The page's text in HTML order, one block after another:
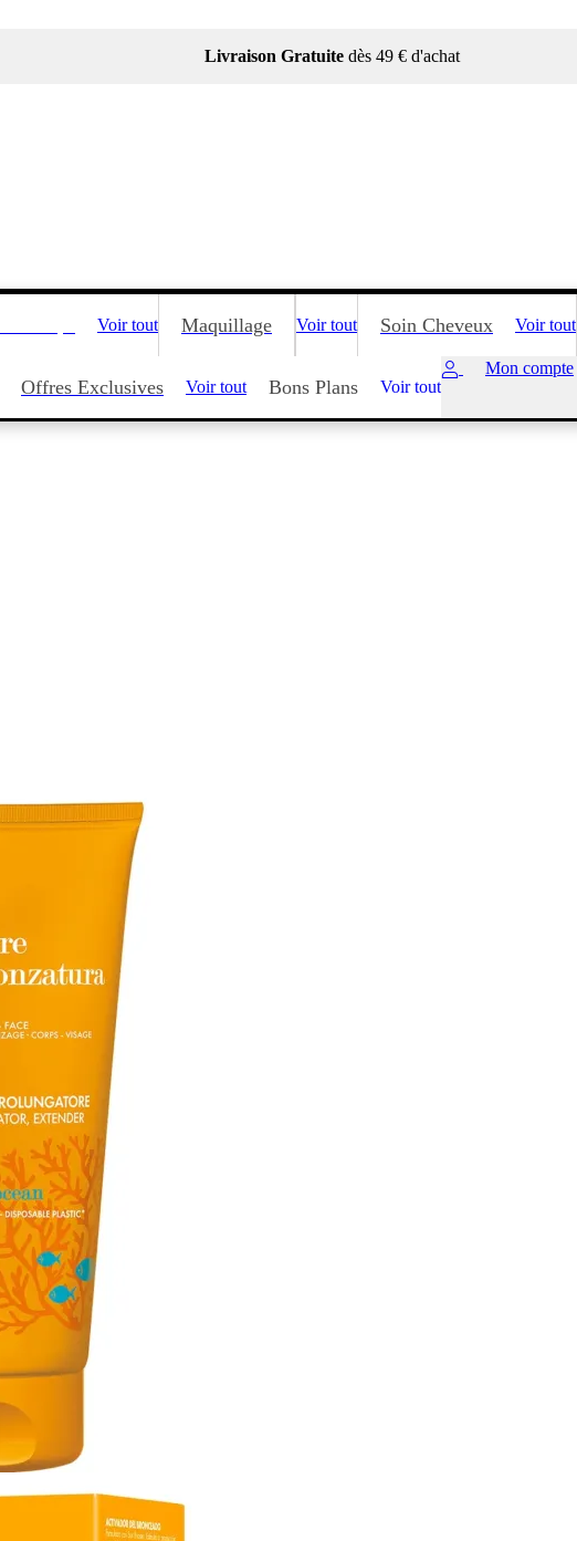
Livraison Gratuitedès 49 € d'achat
Voir tout Maquillage Voir tout Soin Cheveux Voir tout
Offres Exclusives Voir tout Bons Plans Voir tout
Mon compte